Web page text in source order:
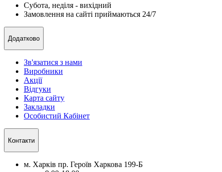
Субота, неділя - вихідний
Замовлення на сайті приймаються 24/7
Додатково
Зв'язатися з нами
Виробники
Акції
Відгуки
Карта сайту
Закладки
Особистий Кабінет
Контакти
м. Харків пр. Героїв Харкова 199-Б